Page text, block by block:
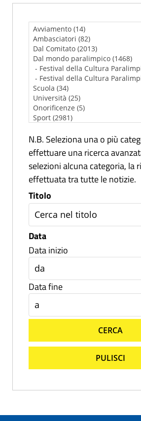
N.B. Seleziona una o più
effettuare una ricerca
selezioni alcuna categoria, la
effettuata tra tutte le notizie.
Titolo
Data
Data inizio
Data fine
CERCA
PULISCI